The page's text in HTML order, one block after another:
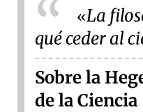
La
qué ceder al
Sobre la
de la Ciencia